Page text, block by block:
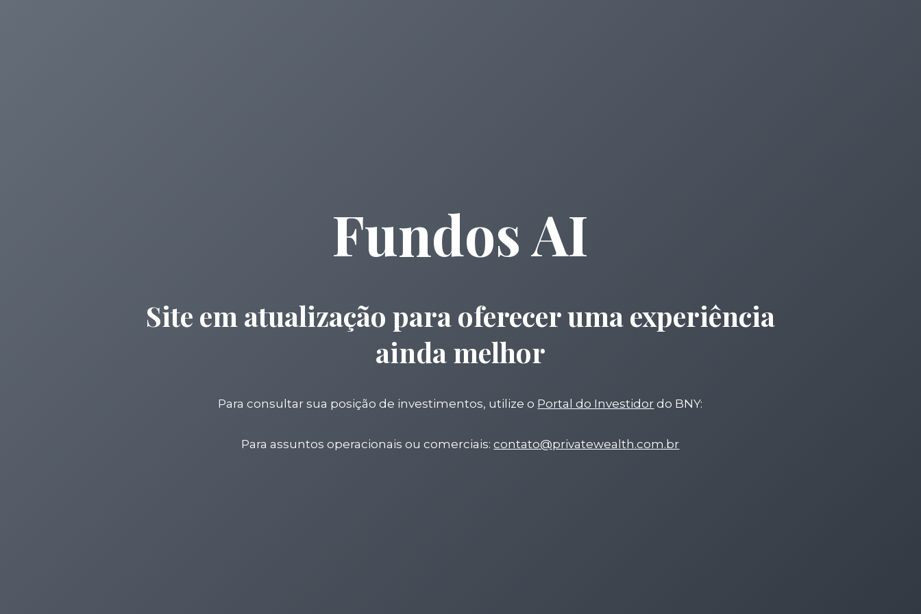
Fundos AI
Site em atualização para oferecer uma experiência
ainda melhor
Para consultar sua posição de investimentos, utilize o Portal do Investidor do BNY:
Para assuntos operacionais ou comerciais:contato@privatewealth.com.br